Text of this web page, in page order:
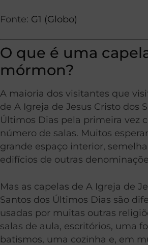
Fonte: G1 (Globo)
O que é uma
mórmon?
A maioria dos visitantes que
de A Igreja de Jesus Cristo dos
Últimos Dias pela primeira vez
número de salas. Muitos
grande espaço interior,
edifícios de outras
Mas as capelas de A Igreja de
Santos dos Últimos Dias são
usadas ​​por muitas outras
salas de aula, escritórios, uma
batismos, uma cozinha e, em